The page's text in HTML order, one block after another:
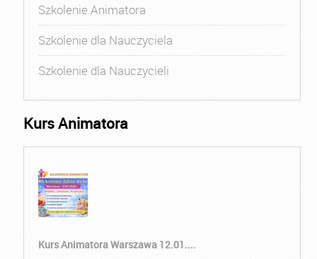
Szkolenie Animatora
Szkolenie dla Nauczyciela
Szkolenie dla Nauczycieli
Kurs Animatora
Kurs Animatora Warszawa 12.01....